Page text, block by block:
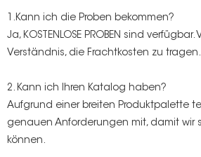
1.Kann ich die Proben bekommen?
Ja, KOSTENLOSE PROBEN sind
Verständnis, die Frachtkosten zu tragen.
2. Kann ich Ihren Katalog haben?
Aufgrund einer breiten Produktpalette
genauen Anforderungen mit, damit wir
können.